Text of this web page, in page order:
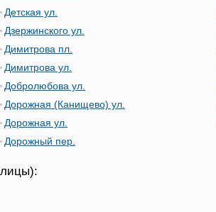
Детская ул.
Дзержинского ул.
Димитрова пл.
Димитрова ул.
Добролюбова ул.
Дорожная (Канищево) ул.
Дорожная ул.
Дорожный пер.